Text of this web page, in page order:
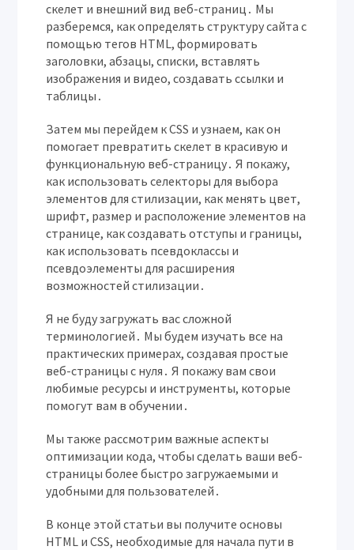
скелет и внешний вид веб-страниц․ Мы
разберемся, как определять структуру сайта с
помощью тегов HTML, формировать
заголовки, абзацы, списки, вставлять
изображения и видео, создавать ссылки и
таблицы․
Затем мы перейдем к CSS и узнаем, как он
помогает превратить скелет в красивую и
функциональную веб-страницу․ Я покажу,
как использовать селекторы для выбора
элементов для стилизации, как менять цвет,
шрифт, размер и расположение элементов на
странице, как создавать отступы и границы,
как использовать псевдоклассы и
псевдоэлементы для расширения
возможностей стилизации․
Я не буду загружать вас сложной
терминологией․ Мы будем изучать все на
практических примерах, создавая простые
веб-страницы с нуля․ Я покажу вам свои
любимые ресурсы и инструменты, которые
помогут вам в обучении․
Мы также рассмотрим важные аспекты
оптимизации кода, чтобы сделать ваши веб-
страницы более быстро загружаемыми и
удобными для пользователей․
В конце этой статьи вы получите основы
HTML и CSS, необходимые для начала пути в